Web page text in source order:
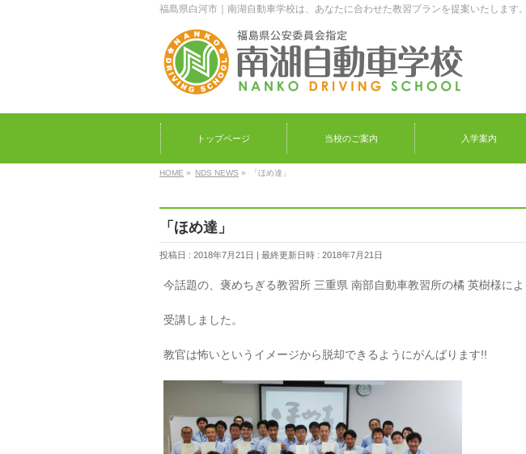
福島県白河市｜南湖自動車学校は、あなたに合わせた教習プランを提案いたします。
トップページ 当校のご案内 入学案内
HOME » NDS NEWS » 「ほめ達」
「ほめ達」
投稿日 : 2018年7月21日 最終更新日時 : 2018年7月21日
今話題の、褒めちぎる教習所 三重県 南部自動車教習所の橘 英樹様によ
受講しました。
教官は怖いというイメージから脱却できるようにがんばります!!